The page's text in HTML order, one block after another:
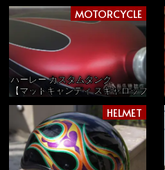
MOTORCYCLE
ハーレー カスタムタンク
【マットキャンディ スキャロップ】
HELMET